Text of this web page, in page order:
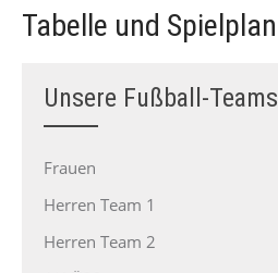
Tabelle und Spielplan
Unsere Fußball-Teams
Frauen
Herren Team 1
Herren Team 2